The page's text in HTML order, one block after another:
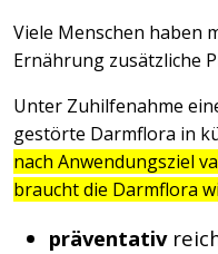
Viele Menschen haben
Ernährung zusätzliche
Unter Zuhilfenahme
gestörte Darmflora in
nach Anwendungsziel
braucht die Darmflora
präventativ